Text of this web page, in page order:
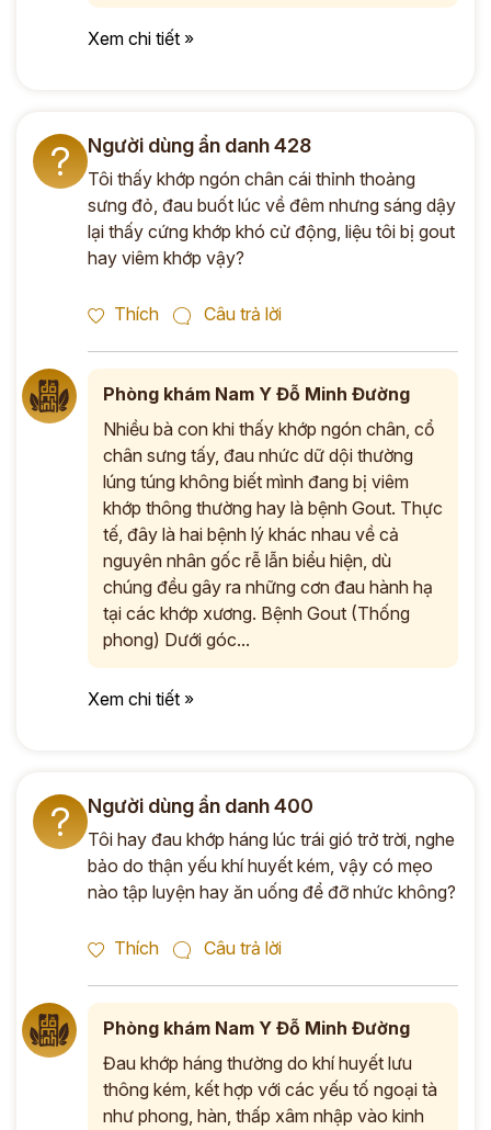
Xem chi tiết »
? Người dùng ẩn danh 428
Tôi thấy khớp ngón chân cái thỉnh thoảng
sưng đỏ, đau buốt lúc về đêm nhưng sáng dậy
lại thấy cứng khớp khó cử động, liệu tôi bị gout
hay viêm khớp vậy?
Thích Câu trả lời
Phòng khám Nam Y Đỗ Minh Đường
Nhiều bà con khi thấy khớp ngón chân, cổ
chân sưng tấy, đau nhức dữ dội thường
lúng túng không biết mình đang bị viêm
khớp thông thường hay là bệnh Gout. Thực
tế, đây là hai bệnh lý khác nhau về cả
nguyên nhân gốc rễ lẫn biểu hiện, dù
chúng đều gây ra những cơn đau hành hạ
tại các khớp xương. Bệnh Gout (Thống
phong) Dưới góc...
Xem chi tiết »
? Người dùng ẩn danh 400
Tôi hay đau khớp háng lúc trái gió trở trời, nghe
bảo do thận yếu khí huyết kém, vậy có mẹo
nào tập luyện hay ăn uống để đỡ nhức không?
Thích Câu trả lời
Phòng khám Nam Y Đỗ Minh Đường
Đau khớp háng thường do khí huyết lưu
thông kém, kết hợp với các yếu tố ngoại tà
như phong, hàn, thấp xâm nhập vào kinh